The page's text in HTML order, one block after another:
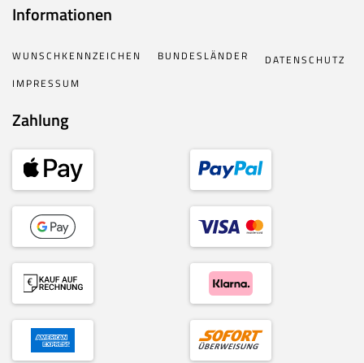
Informationen
WUNSCHKENNZEICHEN BUNDESLÄNDER
DATENSCHUTZ
IMPRESSUM
Zahlung